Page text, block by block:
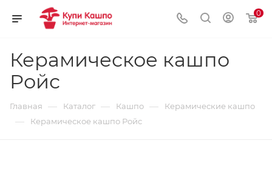
0
Керамическое кашпо
Ройс
Главная — Каталог — Кашпо — Керамические кашпо
— Керамическое кашпо Ройс